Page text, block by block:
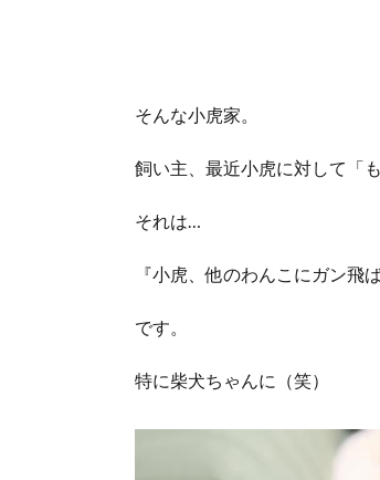
そんな小虎家。
飼い主、最近小虎に対して「
それは…
『小虎、他のわんこにガン飛
です。
特に柴犬ちゃんに（笑）